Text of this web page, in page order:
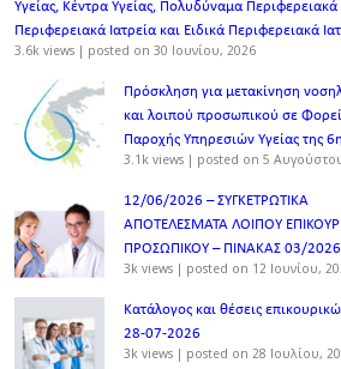
Υγείας, Κέντρα Υγείας, Πολυδύναμα Περιφερειακά
Περιφερειακά Ιατρεία και Ειδικά Περιφερειακά
3.6k views | posted on 30 Ιουνίου, 2026
Πρόσκληση για μετακίνηση
και λοιπού προσωπικού σε
Παροχής Υπηρεσιών Υγείας της
3.1k views | posted on 5
12/06/2026 – ΣΥΓΚΕΤΡΩΤΙΚΑ
ΑΠΟΤΕΛΕΣΜΑΤΑ ΛΟΙΠΟΥ
ΠΡΟΣΩΠΙΚΟΥ – ΠΙΝΑΚΑΣ 03/2026
3k views | posted on 12 Ιουνίου,
Κατάλογος και θέσεις
28-07-2026
3k views | posted on 28 Ιουλίου,